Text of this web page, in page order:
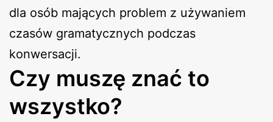
dla osób mających problem z używaniem
czasów gramatycznych podczas
konwersacji.
Czy muszę znać to
wszystko?